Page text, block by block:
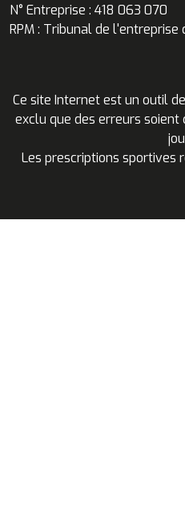
N° Entreprise : 418 063 070
RPM : Tribunal de l'entreprise
Ce site Internet est un outil
exclu que des erreurs
Les prescriptions sportives